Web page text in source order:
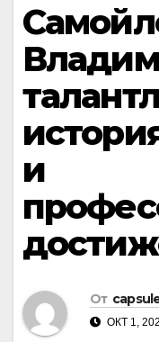
и
От
ОКТ 1,